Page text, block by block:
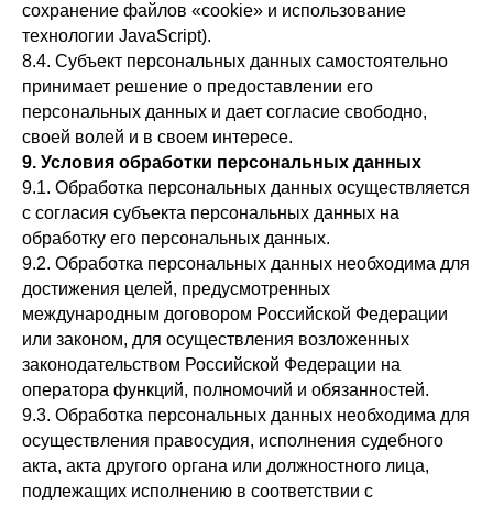
сохранение файлов «cookie» и использование
технологии JavaScript).
8.4. Субъект персональных данных самостоятельно
принимает решение о предоставлении его
персональных данных и дает согласие свободно,
своей волей и в своем интересе.
9. Условия обработки персональных данных
9.1. Обработка персональных данных осуществляется
с согласия субъекта персональных данных на
обработку его персональных данных.
9.2. Обработка персональных данных необходима для
достижения целей, предусмотренных
международным договором Российской Федерации
или законом, для осуществления возложенных
законодательством Российской Федерации на
оператора функций, полномочий и обязанностей.
9.3. Обработка персональных данных необходима для
осуществления правосудия, исполнения судебного
акта, акта другого органа или должностного лица,
подлежащих исполнению в соответствии с